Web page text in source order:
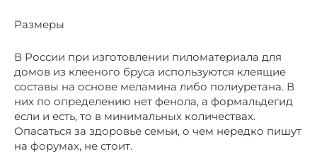
Размеры
В России при изготовлении пиломатериала для
домов из клееного бруса используются клеящие
составы на основе меламина либо полиуретана. В
них по определению нет фенола, а формальдегид
если и есть, то в минимальных количествах.
Опасаться за здоровье семьи, о чем нередко пишут
на форумах, не стоит.